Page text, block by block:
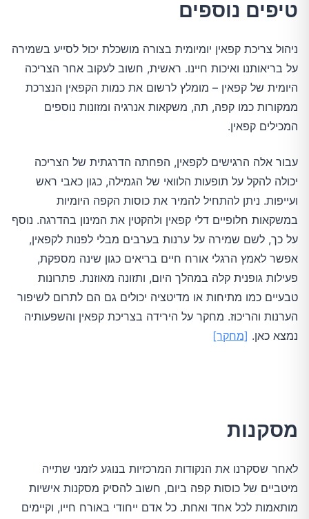
טיפים נוספים
ניהול צריכת קפאין יומיומית בצורה מושכלת יכול לסייע בשמירה
על בריאותנו ואיכות חיינו. ראשית, חשוב לעקוב אחר הצריכה
היומית של קפאין – מומלץ לרשום את כמות הקפאין הנצרכת
ממקורות כמו קפה, תה, משקאות אנרגיה ומזונות נוספים
המכילים קפאין.
עבור אלה הרגישים לקפאין, הפחתה הדרגתית של הצריכה
יכולה להקל על תופעות הלוואי של הגמילה, כגון כאבי ראש
ועייפות. ניתן להתחיל להמיר את כוסות הקפה היומיות
במשקאות חלופיים דלי קפאין ולהקטין את המינון בהדרגה. נוסף
על כך, לשם שמירה על ערנות בערבים מבלי לפנות לקפאין,
אפשר לאמץ הרגלי אורח חיים בריאים כגון שינה מספקת,
פעילות גופנית קלה במהלך היום, ותזונה מאוזנת. פתרונות
טבעיים כמו מתיחות או מדיטציה יכולים גם הם לתרום לשיפור
הערנות והריכוז. מחקר על הירידה בצריכת קפאין והשפעותיה
נמצא כאן. [מחקר]
מסקנות
לאחר שסקרנו את הנקודות המרכזיות בנוגע לזמני שתייה
מיטביים של כוסות קפה ביום, חשוב להסיק מסקנות אישיות
מותאמות לכל אחד ואחת. כל אדם ייחודי באורח חייו, וקיימים